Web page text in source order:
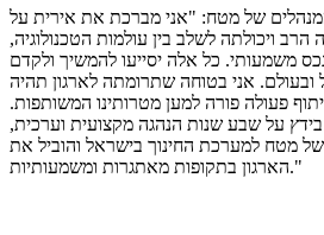
של מטח: "אני מברכת את אירית על
ויכולתה לשלב בין עולמות הטכנולוגיה,
משמעותי. כל אלה יסייעו להמשיך ולקדם
אני בטוחה שתרומתה לארגון תהיה
פעולה פורה למען מטרותינו המשותפות.
על שבע שנות הנהגה מקצועית וערכית,
מטח למערכת החינוך בישראל והוביל את
הארגון בתקופות מאתגרות ומשמעותיות."